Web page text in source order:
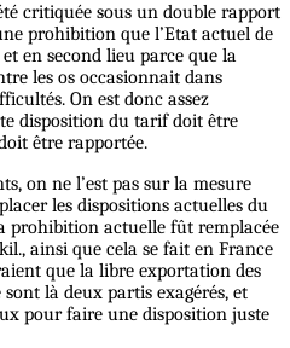
critiquée sous un double rapport
prohibition que l’Etat actuel de
en second lieu parce que la
les os occasionnait dans
On est donc assez
disposition du tarif doit être
être rapportée.
on ne l’est pas sur la mesure
les dispositions actuelles du
prohibition actuelle fût remplacée
ainsi que cela se fait en France
que la libre exportation des
sont là deux partis exagérés, et
pour faire une disposition juste